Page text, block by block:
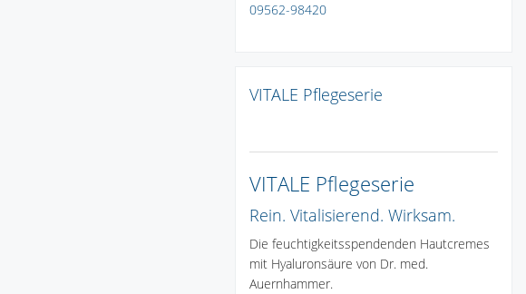
09562-98420
VITALE Pflegeserie
VITALE Pflegeserie
Rein. Vitalisierend. Wirksam.
Die feuchtigkeitsspendenden Hautcremes
mit Hyaluronsäure von Dr. med.
Auernhammer.